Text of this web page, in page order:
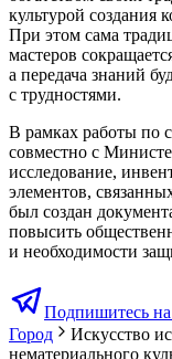
культурой создания
При этом сама
мастеров
а передача знаний
с трудностями.
В рамках работы
совместно с
исследование,
элементов,
был создан
повысить
и необходимости
Подпишитесь
Город
Искусство
нематериального